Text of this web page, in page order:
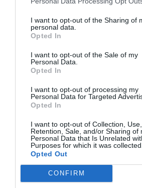
I want to opt-out of the Sharing of
personal data.
Opted In
I want to opt-out of the Sale of my
Personal Data.
Opted In
I want to opt-out of processing my
Personal Data for Targeted
Opted In
I want to opt-out of Collection, Use,
Retention, Sale, and/or Sharing of
Personal Data that Is Unrelated
Purposes for which it was collected.
Opted Out
CONFIRM